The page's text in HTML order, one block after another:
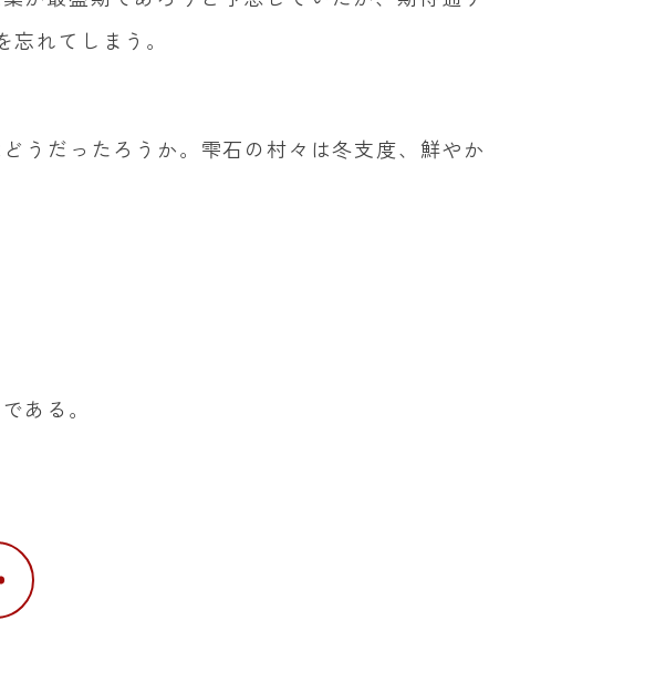
れてしまう。
うだったろうか。雫石の村々は冬支度、鮮やか
ある。